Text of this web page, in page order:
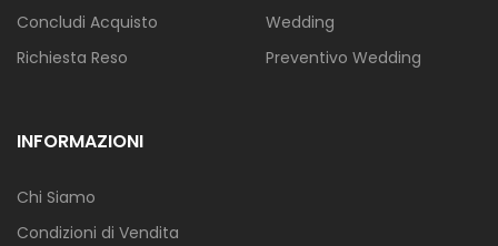
Concludi Acquisto
Richiesta Reso
Wedding
Preventivo Wedding
INFORMAZIONI
Chi Siamo
Condizioni di Vendita